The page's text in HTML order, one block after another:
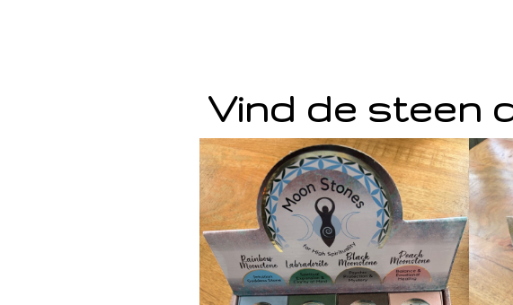
Vind de steen